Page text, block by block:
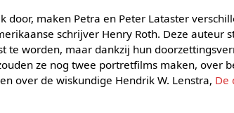
door, maken Petra en Peter Lataster
schrijver Henry Roth. Deze auteur
te worden, maar dankzij hun
ze nog twee portretfilms maken, over
over de wiskundige Hendrik W. Lenstra, De